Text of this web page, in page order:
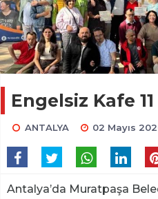
Engelsiz Kafe 11
ANTALYA 02 Mayıs
Antalya’da Muratpaşa